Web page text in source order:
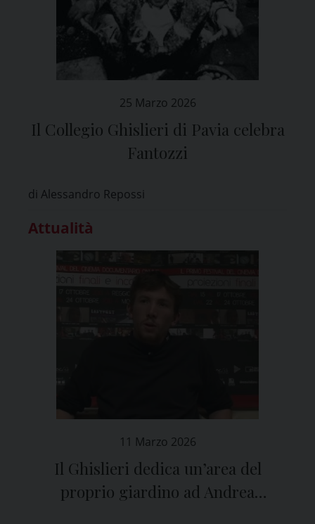
25 Marzo 2026
Il Collegio Ghislieri di Pavia celebra
Fantozzi
di Alessandro Repossi
Attualità
11 Marzo 2026
Il Ghislieri dedica un’area del
proprio giardino ad Andrea